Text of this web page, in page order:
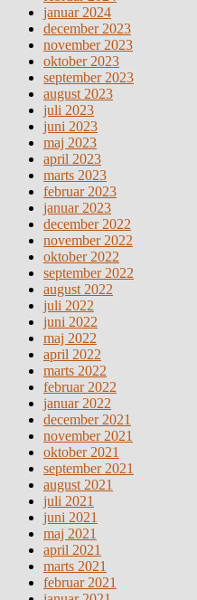
januar 2024
december 2023
november 2023
oktober 2023
september 2023
august 2023
juli 2023
juni 2023
maj 2023
april 2023
marts 2023
februar 2023
januar 2023
december 2022
november 2022
oktober 2022
september 2022
august 2022
juli 2022
juni 2022
maj 2022
april 2022
marts 2022
februar 2022
januar 2022
december 2021
november 2021
oktober 2021
september 2021
august 2021
juli 2021
juni 2021
maj 2021
april 2021
marts 2021
februar 2021